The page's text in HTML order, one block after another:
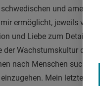
und
ermöglicht, jeweils von
und Liebe zum Detail,
Wachstumskultur der
nach Menschen
Mein letzter